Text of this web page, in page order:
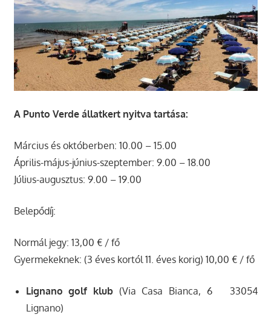
A Punto Verde állatkert nyitva tartása:
Március és októberben: 10.00 – 15.00
Április-május-június-szeptember: 9.00 – 18.00
Július-augusztus: 9.00 – 19.00
Belepődíj:
Normál jegy: 13,00 € / fő
Gyermekeknek: (3 éves kortól 11. éves korig) 10,00 € / fő
Lignano golf klub(Via Casa Bianca, 6 33054
Lignano)